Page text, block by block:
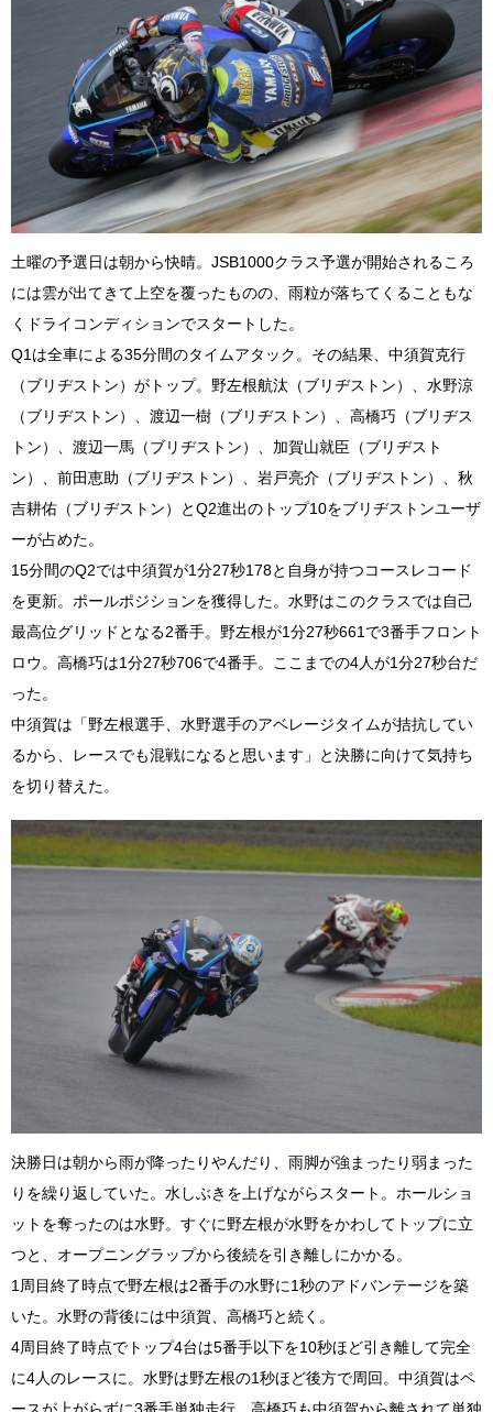
土曜の予選日は朝から快晴。JSB1000クラス予選が開始されるころ
には雲が出てきて上空を覆ったものの、雨粒が落ちてくることもな
くドライコンディションでスタートした。
Q1は全車による35分間のタイムアタック。その結果、中須賀克行
（ブリヂストン）がトップ。野左根航汰（ブリヂストン）、水野涼
（ブリヂストン）、渡辺一樹（ブリヂストン）、高橋巧（ブリヂス
トン）、渡辺一馬（ブリヂストン）、加賀山就臣（ブリヂスト
ン）、前田恵助（ブリヂストン）、岩戸亮介（ブリヂストン）、秋
吉耕佑（ブリヂストン）とQ2進出のトップ10をブリヂストンユーザ
ーが占めた。
15分間のQ2では中須賀が1分27秒178と自身が持つコースレコード
を更新。ポールポジションを獲得した。水野はこのクラスでは自己
最高位グリッドとなる2番手。野左根が1分27秒661で3番手フロント
ロウ。高橋巧は1分27秒706で4番手。ここまでの4人が1分27秒台だ
った。
中須賀は「野左根選手、水野選手のアベレージタイムが拮抗してい
るから、レースでも混戦になると思います」と決勝に向けて気持ち
を切り替えた。
決勝日は朝から雨が降ったりやんだり、雨脚が強まったり弱まった
りを繰り返していた。水しぶきを上げながらスタート。ホールショ
ットを奪ったのは水野。すぐに野左根が水野をかわしてトップに立
つと、オープニングラップから後続を引き離しにかかる。
1周目終了時点で野左根は2番手の水野に1秒のアドバンテージを築
いた。水野の背後には中須賀、高橋巧と続く。
4周目終了時点でトップ4台は5番手以下を10秒ほど引き離して完全
に4人のレースに。水野は野左根の1秒ほど後方で周回。中須賀はペ